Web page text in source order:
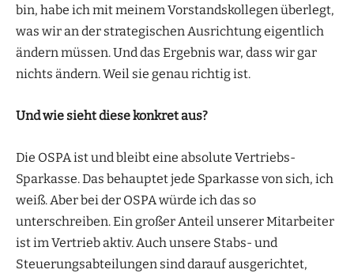
bin, habe ich mit meinem Vorstandskollegen überlegt,
was wir an der strategischen Ausrichtung eigentlich
ändern müssen. Und das Ergebnis war, dass wir gar
nichts ändern. Weil sie genau richtig ist.
Und wie sieht diese konkret aus?
Die OSPA ist und bleibt eine absolute Vertriebs-
Sparkasse. Das behauptet jede Sparkasse von sich, ich
weiß. Aber bei der OSPA würde ich das so
unterschreiben. Ein großer Anteil unserer Mitarbeiter
ist im Vertrieb aktiv. Auch unsere Stabs- und
Steuerungsabteilungen sind darauf ausgerichtet,